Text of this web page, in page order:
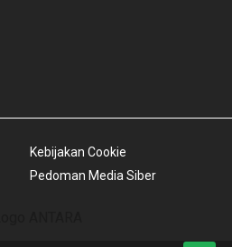
Kebijakan Cookie
Pedoman Media Siber